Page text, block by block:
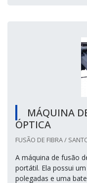
MÁQUINA
ÓPTICA
FUSÃO DE FIBRA /
A máquina de fusão
portátil. Ela possui
polegadas e uma